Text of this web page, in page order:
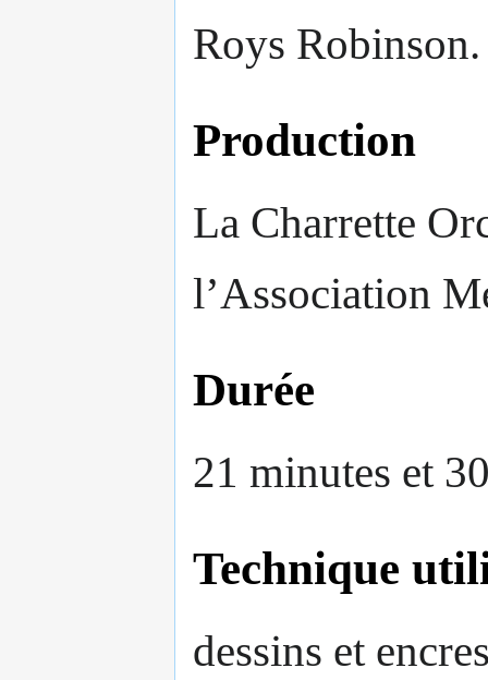
Roys Robinson.
Production
La Charrette
l’Association
Durée
21 minutes et
Technique
dessins et